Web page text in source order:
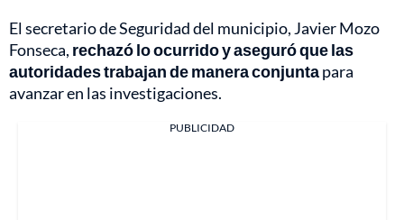
El secretario de Seguridad del municipio, Javier Mozo
Fonseca, rechazó lo ocurrido y aseguró que las
autoridades trabajan de manera conjuntapara
avanzar en las investigaciones.
PUBLICIDAD